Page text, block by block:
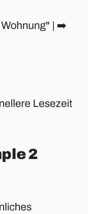
Wohnung" | ➡️
Lesezeit
2